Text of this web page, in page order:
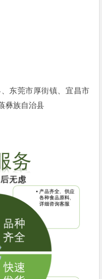
东莞市厚街镇、宜昌市
彝族自治县